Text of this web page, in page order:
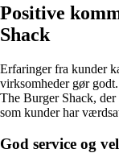
Positive
Shack
Erfaringer fra kunder
virksomheder gør
The Burger Shack,
som kunder har
God service og